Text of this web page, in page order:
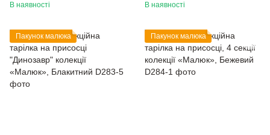
В наявності В наявності
Пакунок малюка Пакунок малюка